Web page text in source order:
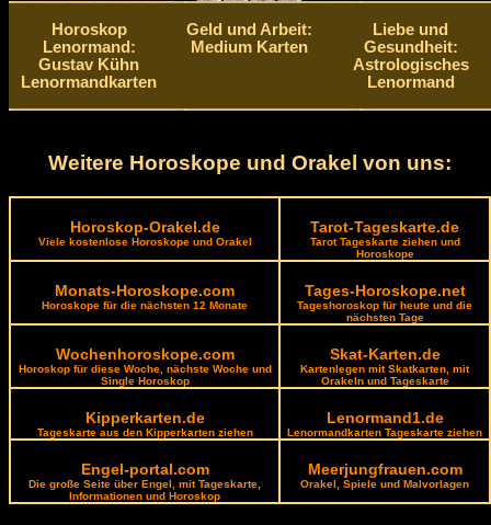
Horoskop
Lenormand:
Gustav Kühn
Lenormandkarten
Geld und Arbeit:
Medium Karten
Liebe und
Gesundheit:
Astrologisches
Lenormand
Weitere Horoskope und Orakel von uns:
Horoskop-Orakel.de
Viele kostenlose Horoskope und Orakel
Tarot-Tageskarte.de
Tarot Tageskarte ziehen und
Horoskope
Monats-Horoskope.com
Horoskope für die nächsten 12 Monate
Tages-Horoskope.net
Tageshoroskop für heute und die
nächsten Tage
Wochenhoroskope.com
Horoskop für diese Woche, nächste Woche und
Single Horoskop
Skat-Karten.de
Kartenlegen mit Skatkarten, mit
Orakeln und Tageskarte
Kipperkarten.de
Tageskarte aus den Kipperkarten ziehen
Lenormand1.de
Lenormandkarten Tageskarte ziehen
Engel-portal.com
Die große Seite über Engel, mit Tageskarte,
Informationen und Horoskop
Meerjungfrauen.com
Orakel, Spiele und Malvorlagen